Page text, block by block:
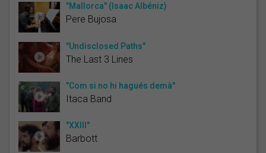
"Mallorca" (Isaac Albéniz)
Pere Bujosa
"Undisclosed Paths"
The Last 3 Lines
"Com si no hi hagués demà"
Itaca Band
"XXIII"
Barbott